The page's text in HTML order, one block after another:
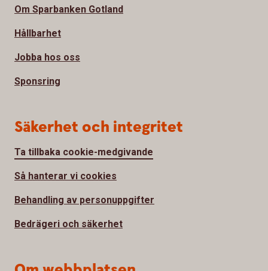
Om Sparbanken Gotland
Hållbarhet
Jobba hos oss
Sponsring
Säkerhet och integritet
Ta tillbaka cookie-medgivande
Så hanterar vi cookies
Behandling av personuppgifter
Bedrägeri och säkerhet